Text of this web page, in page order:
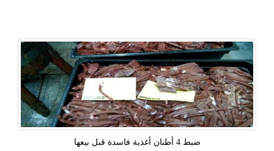
ضبط 4 أطنان أغذية فاسدة قبل بيعها